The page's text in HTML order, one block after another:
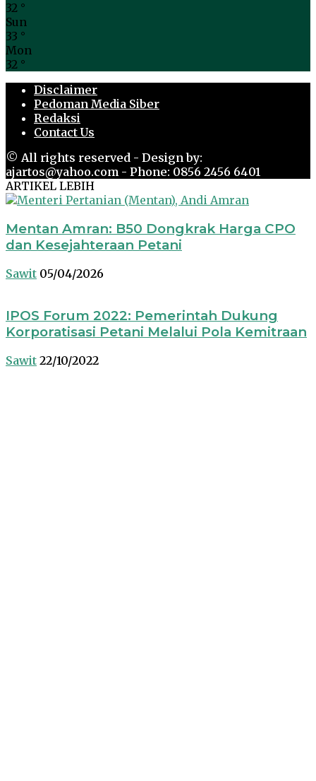
32 °
Sun
33 °
Mon
32 °
Disclaimer
Pedoman Media Siber
Redaksi
Contact Us
© All rights reserved - Design by:
ajartos@yahoo.com - Phone: 0856 2456 6401
ARTIKEL LEBIH
Mentan Amran: B50 Dongkrak Harga CPO
dan Kesejahteraan Petani
Sawit 05/04/2026
IPOS Forum 2022: Pemerintah Dukung
Korporatisasi Petani Melalui Pola Kemitraan
Sawit 22/10/2022